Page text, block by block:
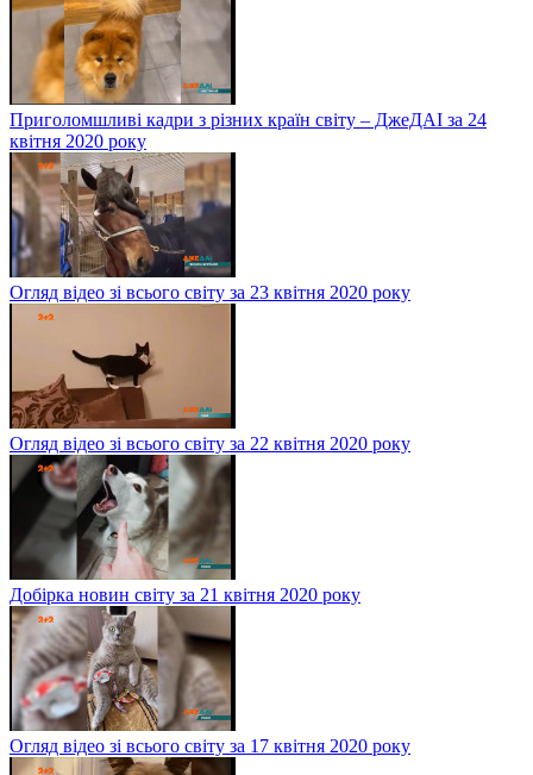
Приголомшливі кадри з різних країн світу – ДжеДАІ за 24
квітня 2020 року
Огляд відео зі всього світу за 23 квітня 2020 року
Огляд відео зі всього світу за 22 квітня 2020 року
Добірка новин світу за 21 квітня 2020 року
Огляд відео зі всього світу за 17 квітня 2020 року